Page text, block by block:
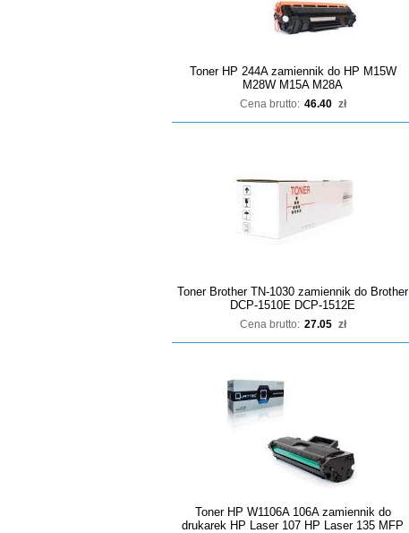
Toner HP 244A zamiennik do HP M15W
M28W M15A M28A
Cena brutto: 46.40 zł
Toner Brother TN-1030 zamiennik do Brother
DCP-1510E DCP-1512E
Cena brutto: 27.05 zł
Toner HP W1106A 106A zamiennik do
drukarek HP Laser 107 HP Laser 135 MFP